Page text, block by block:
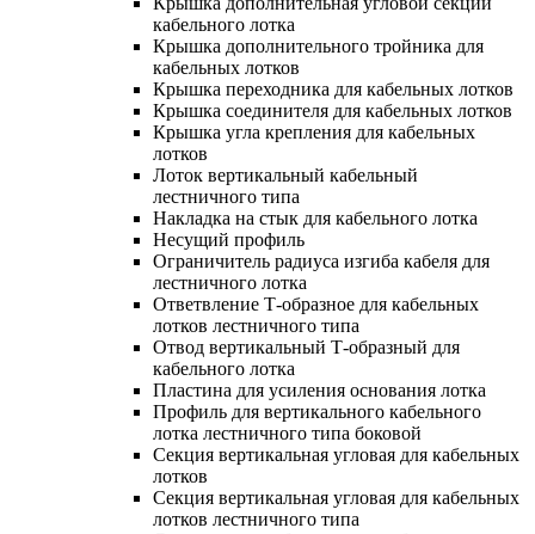
кабельного лотка
Крышка дополнительного тройника для
кабельных лотков
Крышка переходника для кабельных лотков
Крышка соединителя для кабельных лотков
Крышка угла крепления для кабельных
лотков
Лоток вертикальный кабельный
лестничного типа
Накладка на стык для кабельного лотка
Несущий профиль
Ограничитель радиуса изгиба кабеля для
лестничного лотка
Ответвление Т-образное для кабельных
лотков лестничного типа
Отвод вертикальный Т-образный для
кабельного лотка
Пластина для усиления основания лотка
Профиль для вертикального кабельного
лотка лестничного типа боковой
Секция вертикальная угловая для кабельных
лотков
Секция вертикальная угловая для кабельных
лотков лестничного типа